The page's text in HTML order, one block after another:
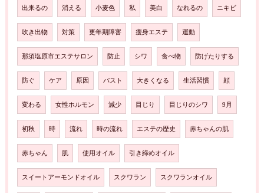
出来るの 消える 小麦色 私 美白 なれるの ニキビ
吹き出物 対策 更年期障害 瘦身エステ 運動
那須塩原市エステサロン 防止 シワ 食べ物 防げたりする
防ぐ ケア 原因 バスト 大きくなる 生活習慣 顔
変わる 女性ホルモン 減少 目じり 目じりのシワ 9月
初秋 時 流れ 時の流れ エステの歴史 赤ちゃんの肌
赤ちゃん 肌 使用オイル 引き締めオイル
スイートアーモンドオイル スクワラン スクワランオイル